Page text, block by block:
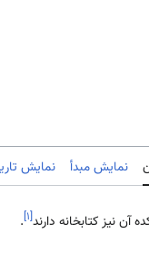
نمایش مبدأ نمایش
نیز کتابخانه دارند[۱]
.